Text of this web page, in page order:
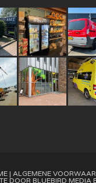
| ALGEMENE
DOOR BLUEBIRD MEDIA